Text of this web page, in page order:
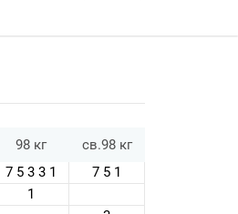
98 кг
св.98 кг
7 5 3 3 1
7 5 1
1